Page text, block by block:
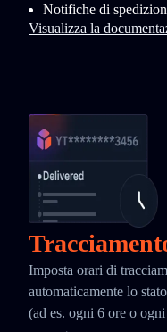
Notifiche di
Visualizza la
Imposta orari di
automaticamente lo
(ad es. ogni 6 ore o